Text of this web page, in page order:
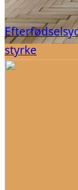
styrke